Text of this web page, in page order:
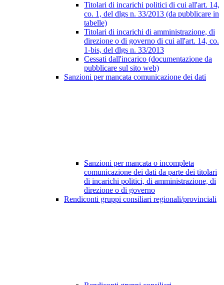
Titolari di incarichi politici di cui all'art. 14,
co. 1, del dlgs n. 33/2013 (da pubblicare in
tabelle)
Titolari di incarichi di amministrazione, di
direzione o di governo di cui all'art. 14, co.
1-bis, del dlgs n. 33/2013
Cessati dall'incarico (documentazione da
pubblicare sul sito web)
Sanzioni per mancata comunicazione dei dati
Sanzioni per mancata o incompleta
comunicazione dei dati da parte dei titolari
di incarichi politici, di amministrazione, di
direzione o di governo
Rendiconti gruppi consiliari regionali/provinciali